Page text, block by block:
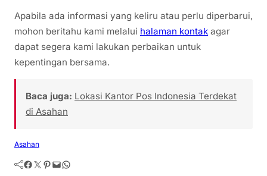
Apabila ada informasi yang keliru atau perlu diperbarui,
mohon beritahu kami melalui halaman kontak agar
dapat segera kami lakukan perbaikan untuk
kepentingan bersama.
Baca juga: Lokasi Kantor Pos Indonesia Terdekat
di Asahan
Asahan